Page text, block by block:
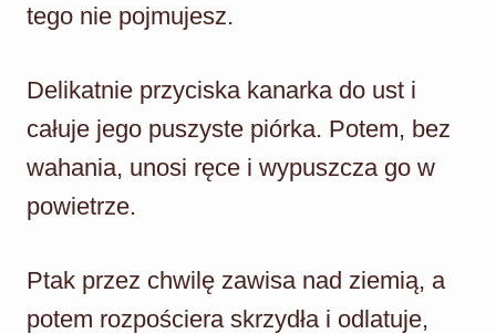
tego nie pojmujesz.
Delikatnie przyciska kanarka do ust i
całuje jego puszyste piórka. Potem, bez
wahania, unosi ręce i wypuszcza go w
powietrze.
Ptak przez chwilę zawisa nad ziemią, a
potem rozpościera skrzydła i odlatuje,